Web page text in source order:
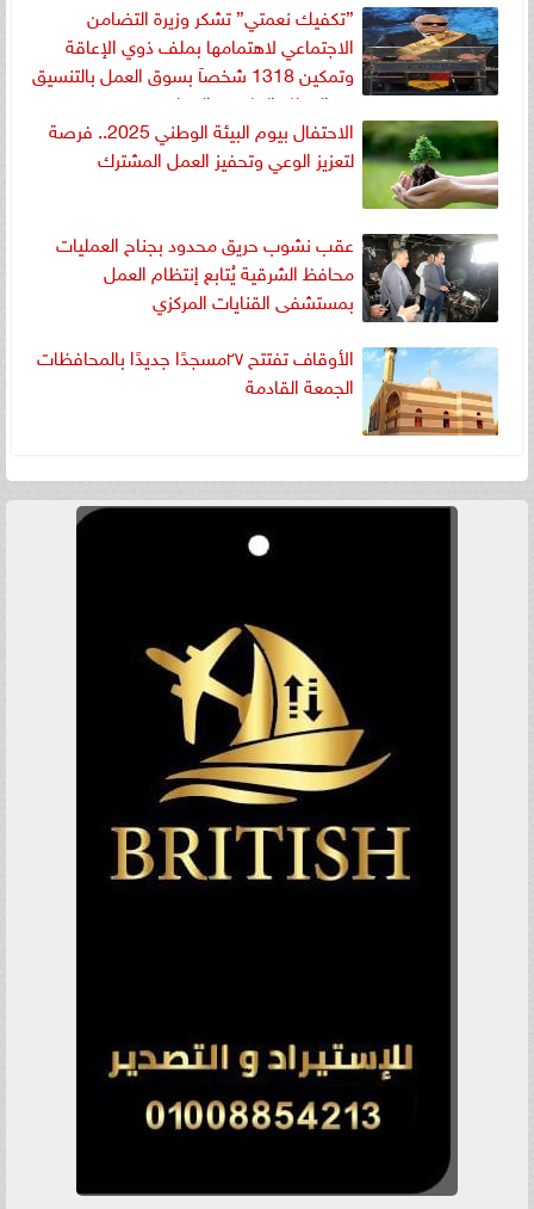
”تكفيك نعمتي” تشكر وزيرة التضامن
الاجتماعي لاهتمامها بملف ذوي الإعاقة
وتمكين 1318 شخصآ بسوق العمل بالتنسيق
مع القطاع الخاص والبنوك
الاحتفال بيوم البيئة الوطني 2025.. فرصة
لتعزيز الوعي وتحفيز العمل المشترك
عقب نشوب حريق محدود بجناح العمليات
محافظ الشرقية يُتابع إنتظام العمل
بمستشفى القنايات المركزي
الأوقاف تفتتح ٢٧مسجدًا جديدًا بالمحافظات
الجمعة القادمة